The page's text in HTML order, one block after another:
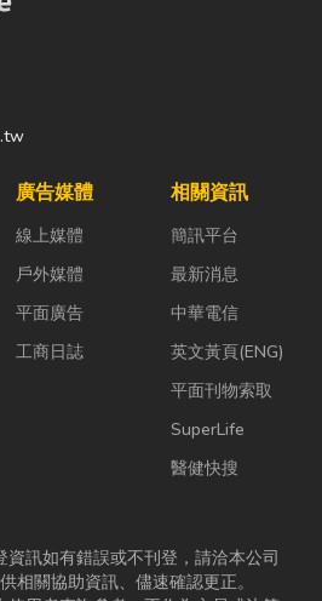
廣告媒體
線上媒體
戶外媒體
平面廣告
工商日誌
相關資訊
簡訊平台
最新消息
中華電信
英文黃頁(ENG)
平面刊物索取
SuperLife
醫健快搜
訊如有錯誤或不刊登，請洽本公司
相關協助資訊、儘速確認更正。